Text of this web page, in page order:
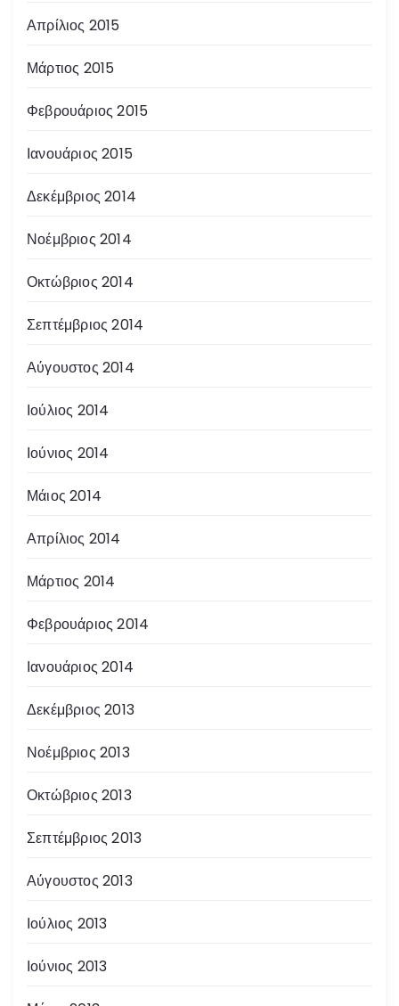
Απρίλιος 2015
Μάρτιος 2015
Φεβρουάριος 2015
Ιανουάριος 2015
Δεκέμβριος 2014
Νοέμβριος 2014
Οκτώβριος 2014
Σεπτέμβριος 2014
Αύγουστος 2014
Ιούλιος 2014
Ιούνιος 2014
Μάιος 2014
Απρίλιος 2014
Μάρτιος 2014
Φεβρουάριος 2014
Ιανουάριος 2014
Δεκέμβριος 2013
Νοέμβριος 2013
Οκτώβριος 2013
Σεπτέμβριος 2013
Αύγουστος 2013
Ιούλιος 2013
Ιούνιος 2013